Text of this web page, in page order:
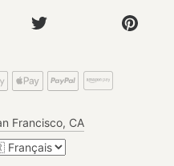
Francisco, CA